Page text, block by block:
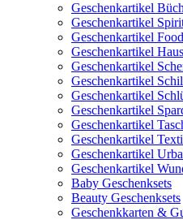
Geschenkartikel
Geschenkartikel
Geschenkartikel Food
Geschenkartikel
Geschenkartikel
Geschenkartikel
Geschenkartikel
Geschenkartikel
Geschenkartikel
Geschenkartikel
Geschenkartikel
Geschenkartikel
Baby Geschenksets
Beauty Geschenksets
Geschenkkarten &